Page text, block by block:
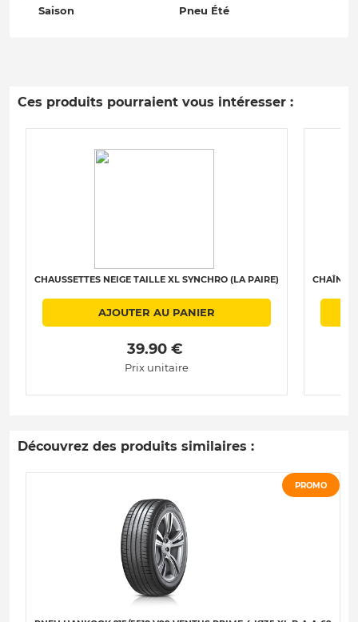
Saison Pneu Été
Ces produits pourraient vous intéresser :
CHAUSSETTES NEIGE TAILLE XL SYNCHRO (LA PAIRE)
AJOUTER AU PANIER
39.90 €
Prix unitaire
CHAÎNES
Découvrez des produits similaires :
PROMO